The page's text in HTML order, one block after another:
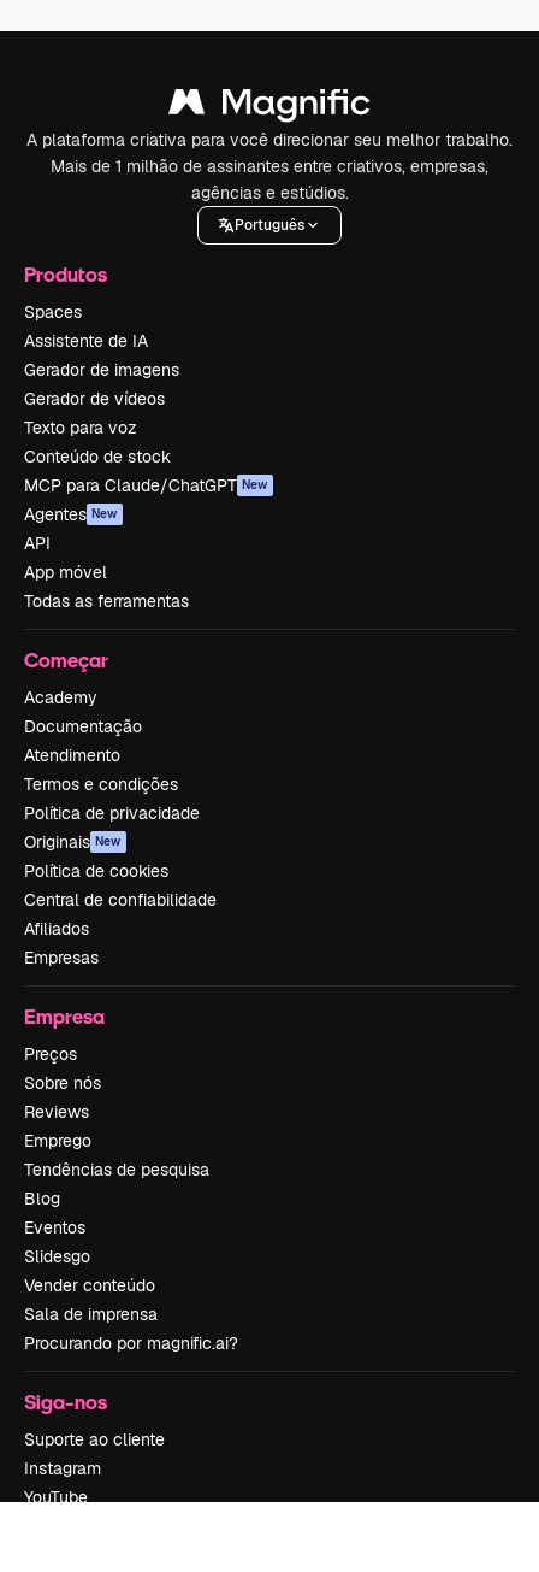
A plataforma criativa para você direcionar seu melhor trabalho.
Mais de 1 milhão de assinantes entre criativos, empresas,
agências e estúdios.
Português
Produtos
Spaces
Assistente de IA
Gerador de imagens
Gerador de vídeos
Texto para voz
Conteúdo de stock
MCP para Claude/ChatGPT New
Agentes New
API
App móvel
Todas as ferramentas
Começar
Academy
Documentação
Atendimento
Termos e condições
Política de privacidade
Originais New
Política de cookies
Central de confiabilidade
Afiliados
Empresas
Empresa
Preços
Sobre nós
Reviews
Emprego
Tendências de pesquisa
Blog
Eventos
Slidesgo
Vender conteúdo
Sala de imprensa
Procurando por magnific.ai?
Siga-nos
Suporte ao cliente
Instagram
YouTube